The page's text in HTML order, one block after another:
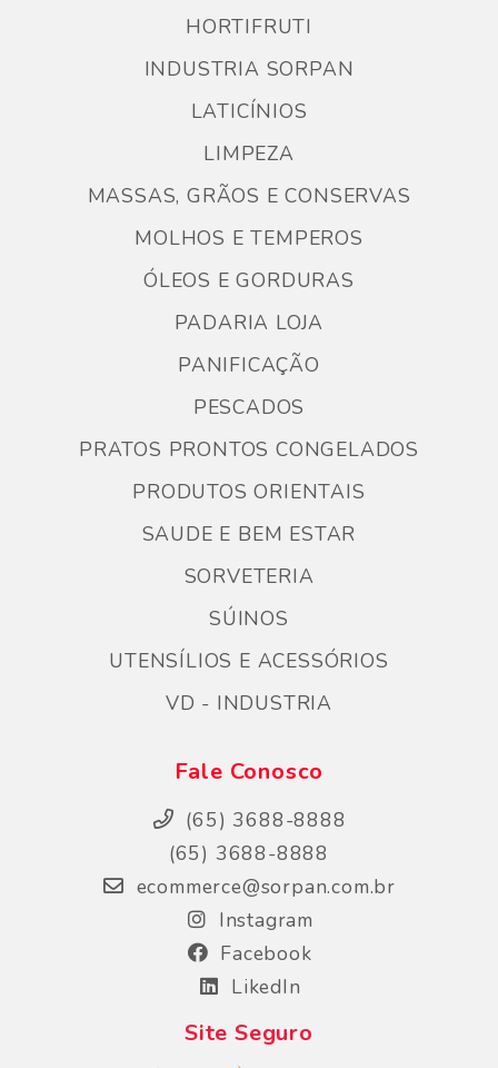
HORTIFRUTI
INDUSTRIA SORPAN
LATICÍNIOS
LIMPEZA
MASSAS, GRÃOS E CONSERVAS
MOLHOS E TEMPEROS
ÓLEOS E GORDURAS
PADARIA LOJA
PANIFICAÇÃO
PESCADOS
PRATOS PRONTOS CONGELADOS
PRODUTOS ORIENTAIS
SAUDE E BEM ESTAR
SORVETERIA
SÚINOS
UTENSÍLIOS E ACESSÓRIOS
VD - INDUSTRIA
Fale Conosco
(65) 3688-8888
(65) 3688-8888
ecommerce@sorpan.com.br
Instagram
Facebook
LikedIn
Site Seguro